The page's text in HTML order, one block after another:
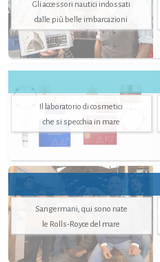
Gli accessori nautici indossati
dalle più belle imbarcazioni
Il laboratorio di cosmetici
che si specchia in mare
Sangermani, qui sono nate
le Rolls-Royce del mare